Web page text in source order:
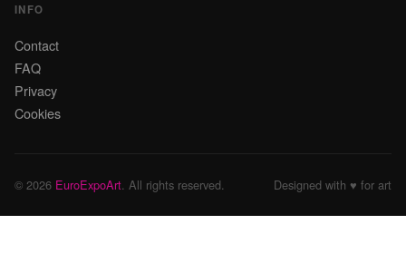
INFO
Contact
FAQ
Privacy
Cookies
© 2026 EuroExpoArt . All rights reserved. Designed with ♥ for art